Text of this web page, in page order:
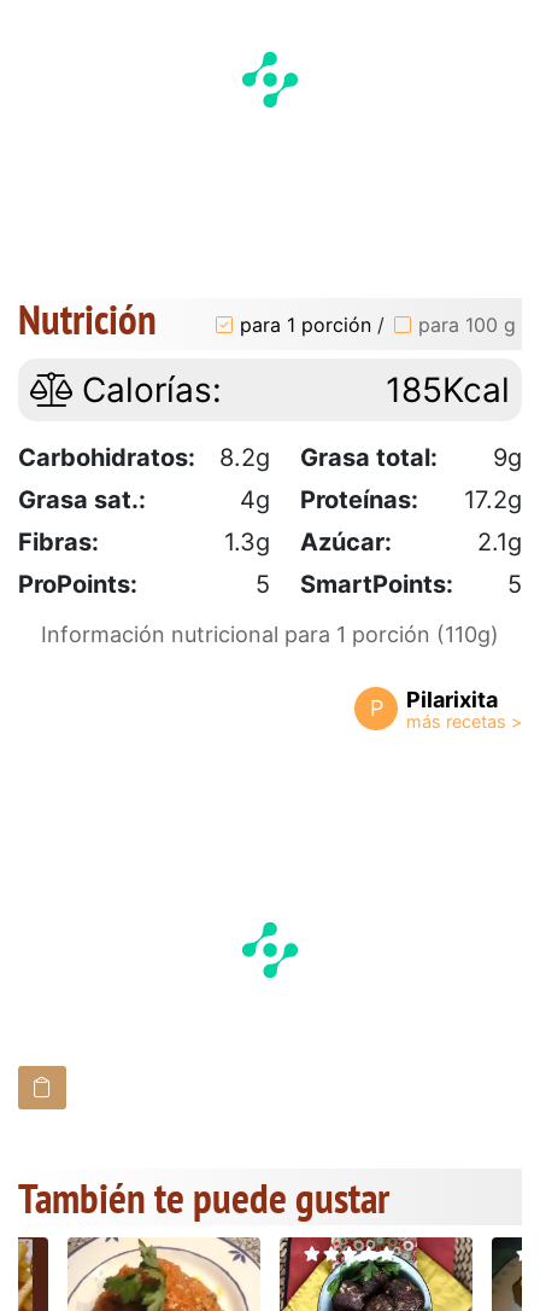
Nutrición para 1 porción / para 100 g
Calorías: 185Kcal
Carbohidratos: 8.2g Grasa total:
9g
Grasa sat.:
4g Proteínas:
17.2g
Fibras:
1.3g Azúcar:
2.1g
ProPoints:
5 SmartPoints: 5
Información nutricional para 1 porción (110g)
P Pilarixita
También te puede gustar